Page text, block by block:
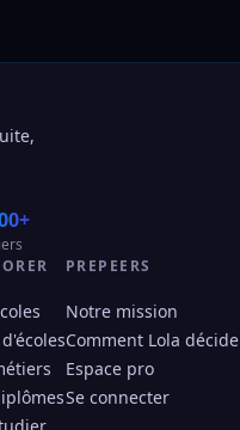
PREPEERS
Notre mission
Comment Lola décide
Espace pro
Se connecter